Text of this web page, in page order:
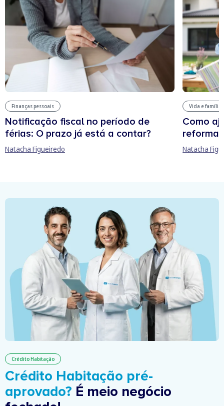
Finanças pessoais
Notificação fiscal no período de
férias: O prazo já está a contar?
Natacha Figueiredo
Vida e família
Como
reforma
Natacha
Crédito Habitação
Crédito Habitação pré-
aprovado? É meio negócio